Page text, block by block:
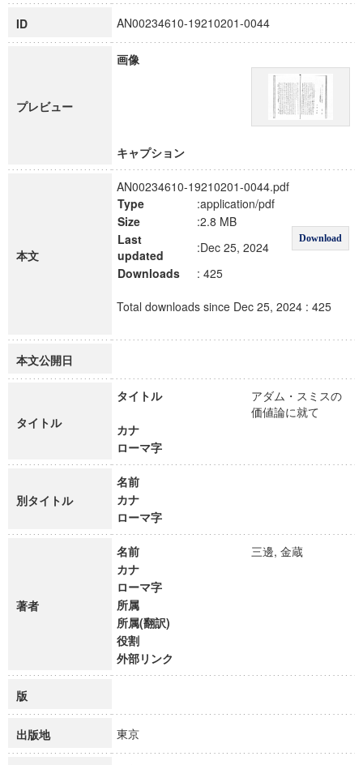
ID AN00234610-19210201-0044
プレビュー
画像
キャプション
本文
AN00234610-19210201-0044.pdf
Type
:application/pdf
Download
Size
:2.8 MB
Last
updated
:Dec 25, 2024
Downloads
: 425
Total downloads since Dec 25, 2024 : 425
本文公開日
タイトル
タイトル
アダム・スミスの
価値論に就て
カナ
ローマ字
別タイトル
名前
カナ
ローマ字
著者
名前
三邊, 金蔵
カナ
ローマ字
所属
所属(翻訳)
役割
外部リンク
版
出版地 東京